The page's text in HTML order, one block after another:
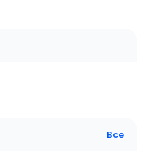
Все